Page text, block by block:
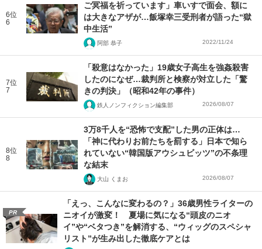
6位
6
ご冥福を祈っています」車いすで面会、額に
は大きなアザが…飯塚幸三受刑者が語った“獄
中生活”
阿部 恭子 2022/11/24
7位
7
「殺意はなかった」19歳女子高生を強姦殺害
したのになぜ…裁判所と検察が対立した「驚
きの判決」（昭和42年の事件）
鉄人ノンフィクション編集部 2026/08/07
8位
8
3万8千人を“恐怖で支配”した男の正体は…
「神に代わりお前たちを罰する」日本で知ら
れていない“韓国版アウシュビッツ”の不条理
な結末
大山 くまお 2026/08/07
PR
「えっ、こんなに変わるの？」36歳男性ライターの
ニオイが激変！ 夏場に気になる“頭皮のニオ
イ”や“ベタつき”を解消する、“ウィッグのスペシャ
リスト”が生み出した徹底ケアとは